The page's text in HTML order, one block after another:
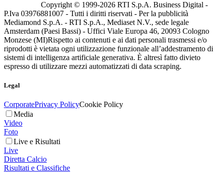
Copyright © 1999-2026 RTI S.p.A. Business Digital -
P.Iva 03976881007 - Tutti i diritti riservati - Per la pubblicità
Mediamond S.p.A. - RTI S.p.A., Mediaset N.V., sede legale
Amsterdam (Paesi Bassi) - Uffici Viale Europa 46, 20093 Cologno
Monzese (MI)Rispetto ai contenuti e ai dati personali trasmessi e/o
riprodotti è vietata ogni utilizzazione funzionale all’addestramento di
sistemi di intelligenza artificiale generativa. È altresì fatto divieto
espresso di utilizzare mezzi automatizzati di data scraping.
Legal
CorporatePrivacy PolicyCookie Policy
Media
Video
Foto
Live e Risultati
Live
Diretta Calcio
Risultati e Classifiche